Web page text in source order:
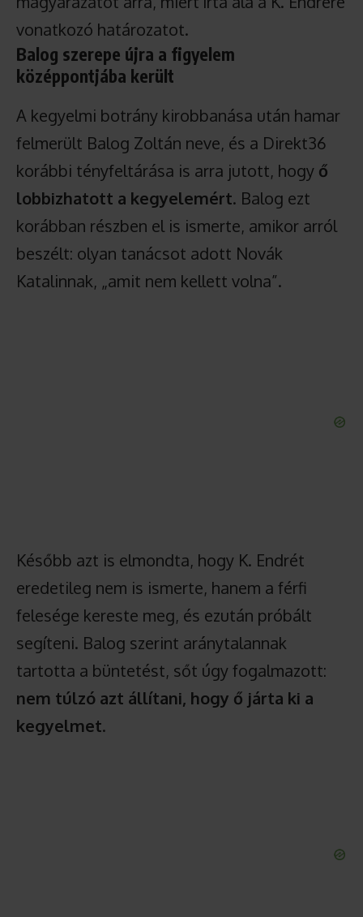
vonatkozó határozatot.
Balog szerepe újra a figyelem
középpontjába került
A kegyelmi botrány kirobbanása után hamar
felmerült Balog Zoltán neve, és a Direkt36
korábbi tényfeltárása is arra jutott, hogy ő
lobbizhatott a kegyelemért. Balog ezt
korábban részben el is ismerte, amikor arról
beszélt: olyan tanácsot adott Novák
Katalinnak, „amit nem kellett volna”.
Később azt is elmondta, hogy K. Endrét
eredetileg nem is ismerte, hanem a férfi
felesége kereste meg, és ezután próbált
segíteni. Balog szerint aránytalannak
tartotta a büntetést, sőt úgy fogalmazott:
nem túlzó azt állítani, hogy ő járta ki a
kegyelmet.